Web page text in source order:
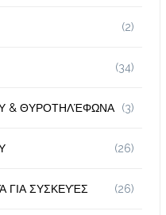
(2)
(34)
& ΘΥΡΟΤΗΛΈΦΩΝΑ (3)
(26)
ΓΙΑ ΣΥΣΚΕΥΈΣ (26)